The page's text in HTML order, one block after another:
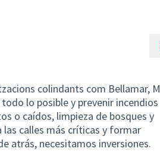
colindants com Bellamar,
lo posible y prevenir incendios
o caídos, limpieza de bosques y
calles más críticas y formar
atrás, necesitamos inversiones.